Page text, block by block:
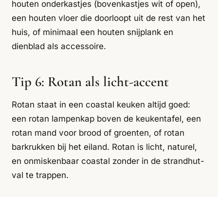
houten onderkastjes (bovenkastjes wit of open),
een houten vloer die doorloopt uit de rest van het
huis, of minimaal een houten snijplank en
dienblad als accessoire.
Tip 6: Rotan als licht-accent
Rotan staat in een coastal keuken altijd goed:
een rotan lampenkap boven de keukentafel, een
rotan mand voor brood of groenten, of rotan
barkrukken bij het eiland. Rotan is licht, naturel,
en onmiskenbaar coastal zonder in de strandhut-
val te trappen.